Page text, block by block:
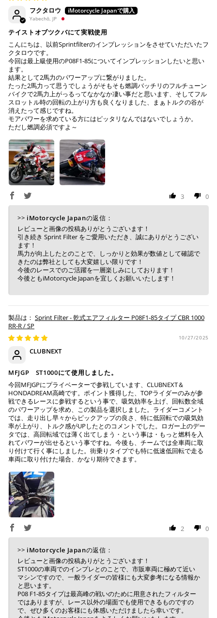
コンビニ決済(事前決済)
入金確認が取れ次第、商品を手配させて頂きます。
店内端末にて操作後、レジにてお支払いください。
※ 支払期限はご注文日より7日以内とさせて頂いてお
り、万が一過ぎてしまった場合は自動でご注文はキャン
セルとなります。
※ 税込300,000円以上のお買い物の際にはご利用頂けま
せん。
※ お支払いは現金のみとなります。
銀行振込 (事前決済)
ご注文時に情報をお知らせ致しますので、指定の口座に
お振り込みください。
入金確認が取れ次第、商品を手配させて頂きます。
※ お支払期限はご注文日より7日以内とさせて頂いてお
せて頂きます。
※ 振込手数料はご負担ください。
フクタロウ
Yabechō, JP
テイストオブツクバにて実戦使用
こんにちは、以前Sprintfilterのインプレッションをさせていただいたフ
クタロウです。
今回は最上級使用のP08F1-85についてインプレッションしたいと思い
ます。
結果として2馬力のパワーアップに繋がりました。
たった2馬力って思うでしょうがそもそも燃調バッチリのフルチューン
バイクで2馬力上がっるってなかなか凄い事だと思います、そしてフル
スロットル時の回転の上がり方も良くなりました、まぁトルクの谷が
消えたって感じですね。
モアパワーを求めている方にはピッタリなんではないでしょうか。
ただし燃調必須ですよ～
3 0
>> iMotorcycle Japanの返信：
レビューと画像の投稿ありがとうございます！
引き続き Sprint Filter をご愛用いただき、誠にありがとうござい
ます！
馬力が向上したとのことで、しっかりと効果が数値として確認で
きたのは弊社としても大変嬉しい限りです！
今後のレースでのご活躍を一層楽しみにしております！
今後ともiMotorcycle Japanを宜しくお願いいたします！
Sprint Filter - 乾式エアフィルター P08F1-85タイプ CBR 1000
RR-R / SP
10/27/2025
CLUBNEXT
MFJGP ST1000にて使用しました。
今回MFJGPにプライベーターで参戦しています、CLUBNEXT＆
HONDADREAM高崎です。ポイント獲得した、TOPライダーのみが参
戦できるレースに参戦するという事で、吸気効率を上げ、回転数全域
のパワーアップを求め、この製品を選択しました。ライダーコメント
では、走り出し早々からピックアップの良さ、特に低回転での吸気効
率が上がり、トルク感がUPしたとのコメントでした。ロガー上のデー
タでは、高回転域では薄く出てしまう・という事は・もっと燃料を入
れてパワーが出せるという事ですね。今後も、チームでは全車両に取
り付けて行く事にしました。街乗りタイプでも特に低速低回転で走る
車両に取り付けた場合、かなり期待できます。
2 0
>> iMotorcycle Japanの返信：
レビューと画像の投稿ありがとうございます！
ST1000の車両でのインプレとのことで、市販車両に極めて近い
マシンですので、一般ライダーの皆様にも大変参考になる情報か
と思います。
P08 F1-85タイプは最高峰の戦いのために用意されたフィルター
ではありますが、レース以外の場面でも使用できるものですの
で、ぜひ多くのお客様にも体感いただけましたら幸いです。